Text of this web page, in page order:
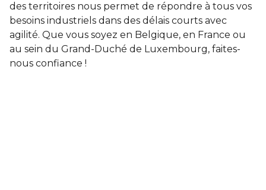
des territoires nous permet de répondre à tous vos
besoins industriels dans des délais courts avec
agilité. Que vous soyez en Belgique, en France ou
au sein du Grand-Duché de Luxembourg, faites-
nous confiance !